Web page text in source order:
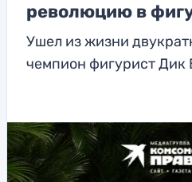
революцию в
Ушел из жизни
чемпион фигурист Дик